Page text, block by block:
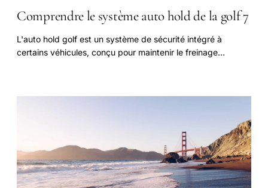
Comprendre le système auto hold de la golf 7
L'auto hold golf est un système de sécurité intégré à
certains véhicules, conçu pour maintenir le freinage